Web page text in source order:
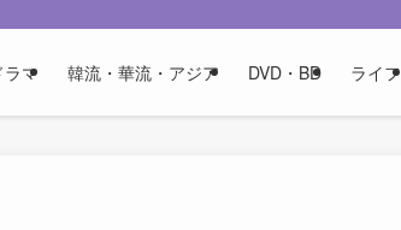
マ 韓流・華流・アジア DVD・BD ライフ